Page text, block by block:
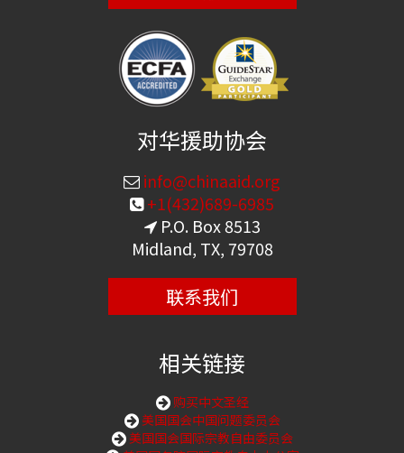
对华援助协会
info@chinaaid.org
+1(432)689-6985
P.O. Box 8513
Midland, TX, 79708
联系我们
相关链接
购买中文圣经
美国国会中国问题委员会
美国国会国际宗教自由委员会